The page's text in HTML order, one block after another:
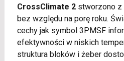
CrossClimate 2stworzono z
bez względu na porę roku.
cechy jak symbol 3PMSF
efektywności w niskich
struktura bloków i żeber